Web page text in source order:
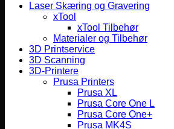
Laser Skæring og Gravering
xTool
xTool Tilbehør
Materialer og Tilbehør
3D Printservice
3D Scanning
3D-Printere
Prusa Printers
Prusa XL
Prusa Core One L
Prusa Core One+
Prusa MK4S